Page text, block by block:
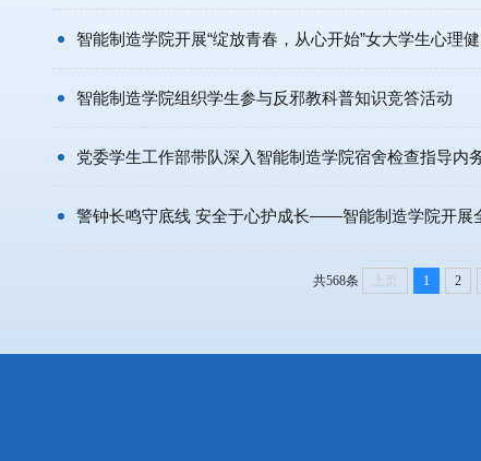
智能制造学院开展“绽放青春，从心开始”女大学生心理
智能制造学院组织学生参与反邪教科普知识竞答活动
党委学生工作部带队深入智能制造学院宿舍检查指导内
警钟长鸣守底线 安全于心护成长——智能制造学院开展
共568条 上页 1 2